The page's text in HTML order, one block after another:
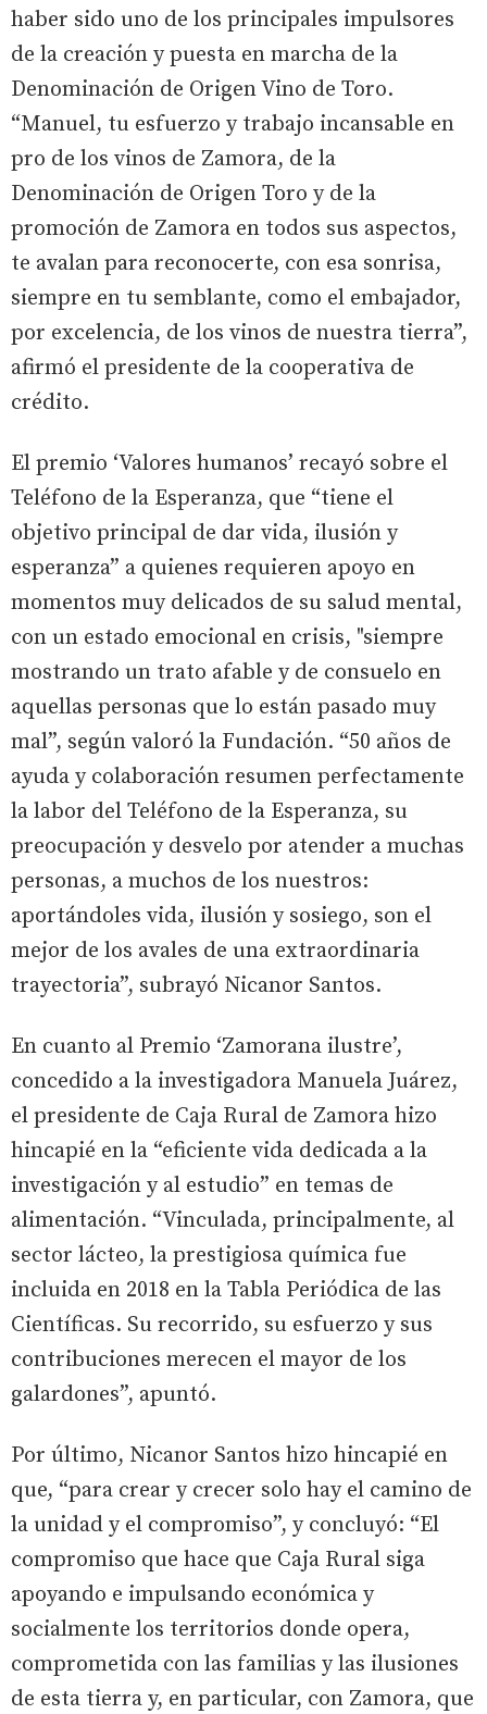
haber sido uno de los principales impulsores
de la creación y puesta en marcha de la
Denominación de Origen Vino de Toro.
“Manuel, tu esfuerzo y trabajo incansable en
pro de los vinos de Zamora, de la
Denominación de Origen Toro y de la
promoción de Zamora en todos sus aspectos,
te avalan para reconocerte, con esa sonrisa,
siempre en tu semblante, como el embajador,
por excelencia, de los vinos de nuestra tierra”,
afirmó el presidente de la cooperativa de
crédito.
El premio ‘Valores humanos’ recayó sobre el
Teléfono de la Esperanza, que “tiene el
objetivo principal de dar vida, ilusión y
esperanza” a quienes requieren apoyo en
momentos muy delicados de su salud mental,
con un estado emocional en crisis, "siempre
mostrando un trato afable y de consuelo en
aquellas personas que lo están pasado muy
mal”, según valoró la Fundación. “50 años de
ayuda y colaboración resumen perfectamente
la labor del Teléfono de la Esperanza, su
preocupación y desvelo por atender a muchas
personas, a muchos de los nuestros:
aportándoles vida, ilusión y sosiego, son el
mejor de los avales de una extraordinaria
trayectoria”, subrayó Nicanor Santos.
En cuanto al Premio ‘Zamorana ilustre’,
concedido a la investigadora Manuela Juárez,
el presidente de Caja Rural de Zamora hizo
hincapié en la “eficiente vida dedicada a la
investigación y al estudio” en temas de
alimentación. “Vinculada, principalmente, al
sector lácteo, la prestigiosa química fue
incluida en 2018 en la Tabla Periódica de las
Científicas. Su recorrido, su esfuerzo y sus
contribuciones merecen el mayor de los
galardones”, apuntó.
Por último, Nicanor Santos hizo hincapié en
que, “para crear y crecer solo hay el camino de
la unidad y el compromiso”, y concluyó: “El
compromiso que hace que Caja Rural siga
apoyando e impulsando económica y
socialmente los territorios donde opera,
comprometida con las familias y las ilusiones
de esta tierra y, en particular, con Zamora, que